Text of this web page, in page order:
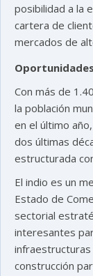
posibilidad a la
cartera de
mercados de
Con más de
la población
en el último
dos últimas
estructurada
El indio es un
Estado de
sectorial
interesantes
construcción